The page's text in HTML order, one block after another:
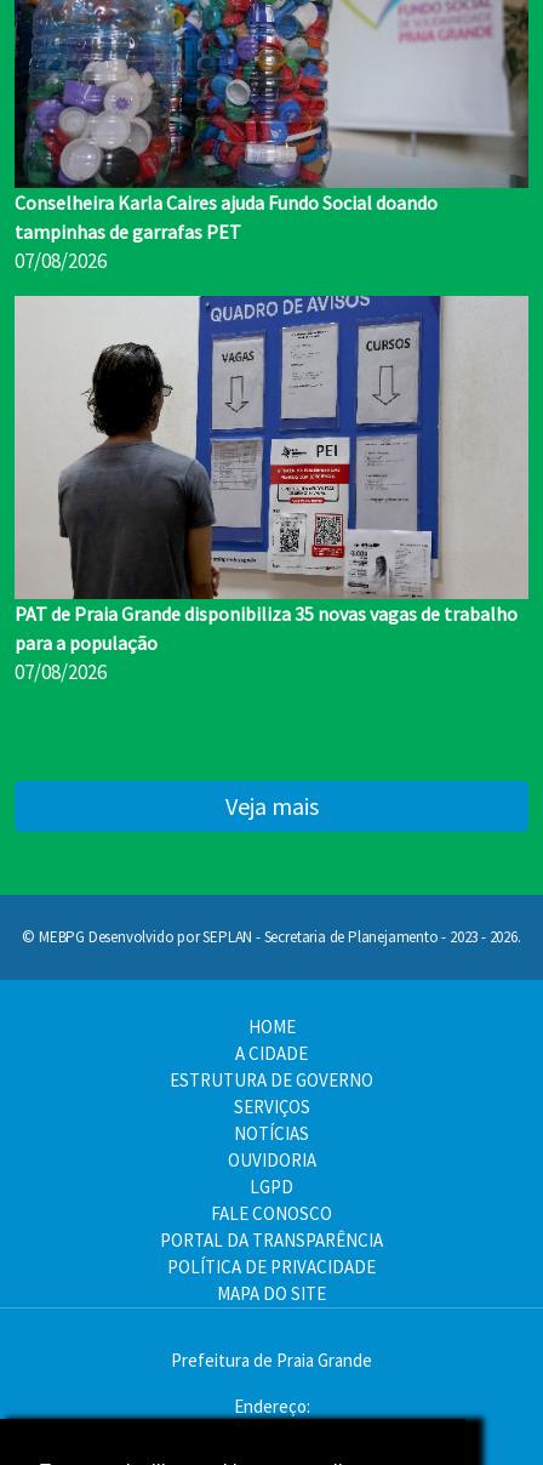
Conselheira Karla Caires ajuda Fundo Social doando
tampinhas de garrafas PET
07/08/2026
PAT de Praia Grande disponibiliza 35 novas vagas de trabalho
para a população
07/08/2026
Veja mais
© MEBPG Desenvolvido por SEPLAN - Secretaria de Planejamento - 2023 - 2026.
HOME
A CIDADE
ESTRUTURA DE GOVERNO
SERVIÇOS
NOTÍCIAS
OUVIDORIA
LGPD
FALE CONOSCO
PORTAL DA TRANSPARÊNCIA
POLÍTICA DE PRIVACIDADE
MAPA DO SITE
Prefeitura de Praia Grande
Endereço:
CEP: 11704-900